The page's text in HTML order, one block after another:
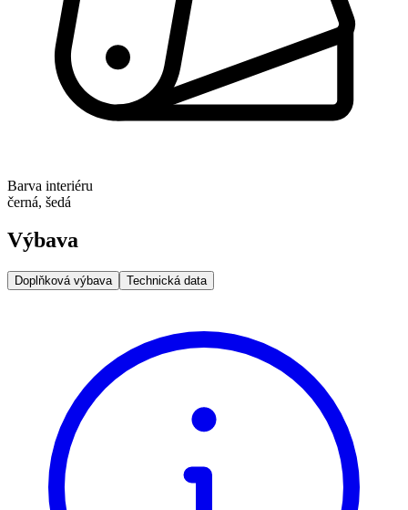
Barva interiéru
černá, šedá
Výbava
Doplňková výbava Technická data